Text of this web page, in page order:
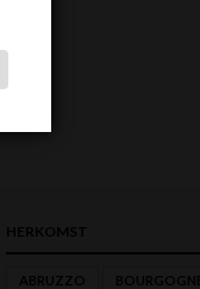
HERKOMST
ABRUZZO